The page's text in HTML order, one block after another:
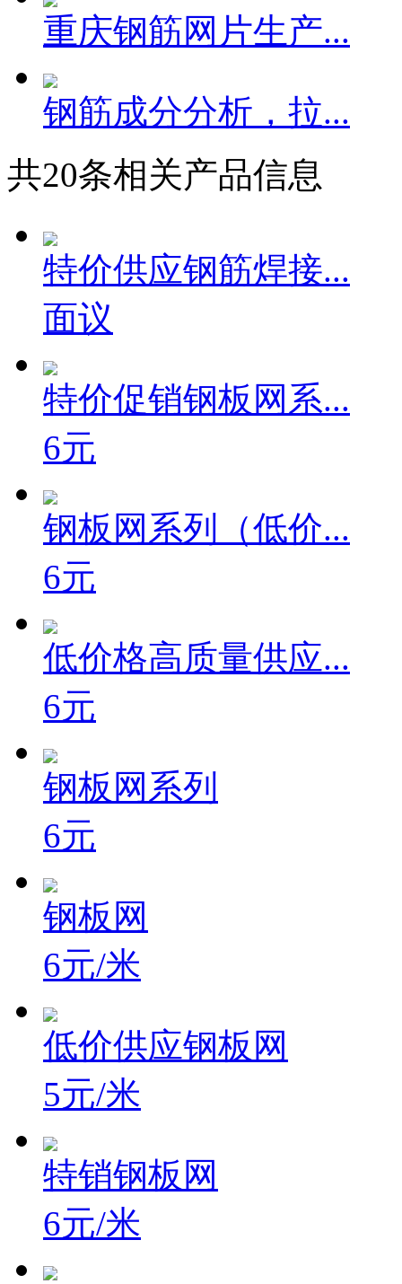
重庆钢筋网片生产...
钢筋成分分析，拉...
共20条相关产品信息
特价供应钢筋焊接...
面议
特价促销钢板网系...
6元
钢板网系列（低价...
6元
低价格高质量供应...
6元
钢板网系列
6元
钢板网
6元/米
低价供应钢板网
5元/米
特销钢板网
6元/米